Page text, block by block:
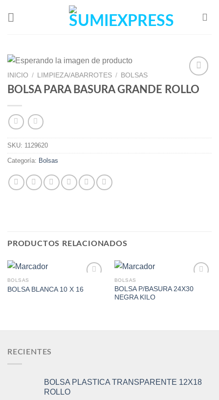
INICIO / LIMPIEZA/ABARROTES / BOLSAS
BOLSA PARA BASURA GRANDE ROLLO
SKU: 1129620
Categoría: Bolsas
PRODUCTOS RELACIONADOS
BOLSAS
BOLSA BLANCA 10 X 16
BOLSAS
BOLSA P/BASURA 24X30
NEGRA KILO
RECIENTES
BOLSA PLASTICA TRANSPARENTE 12X18
ROLLO